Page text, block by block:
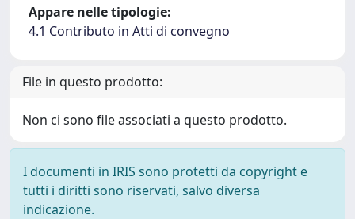
Appare nelle tipologie:
4.1 Contributo in Atti di convegno
File in questo prodotto:
Non ci sono file associati a questo prodotto.
I documenti in IRIS sono protetti da copyright e
tutti i diritti sono riservati, salvo diversa
indicazione.